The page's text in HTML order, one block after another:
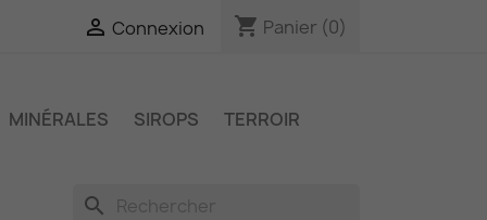
 Connexion shopping_cart Panier (0)
MINÉRALES SIROPS
TERROIR
search